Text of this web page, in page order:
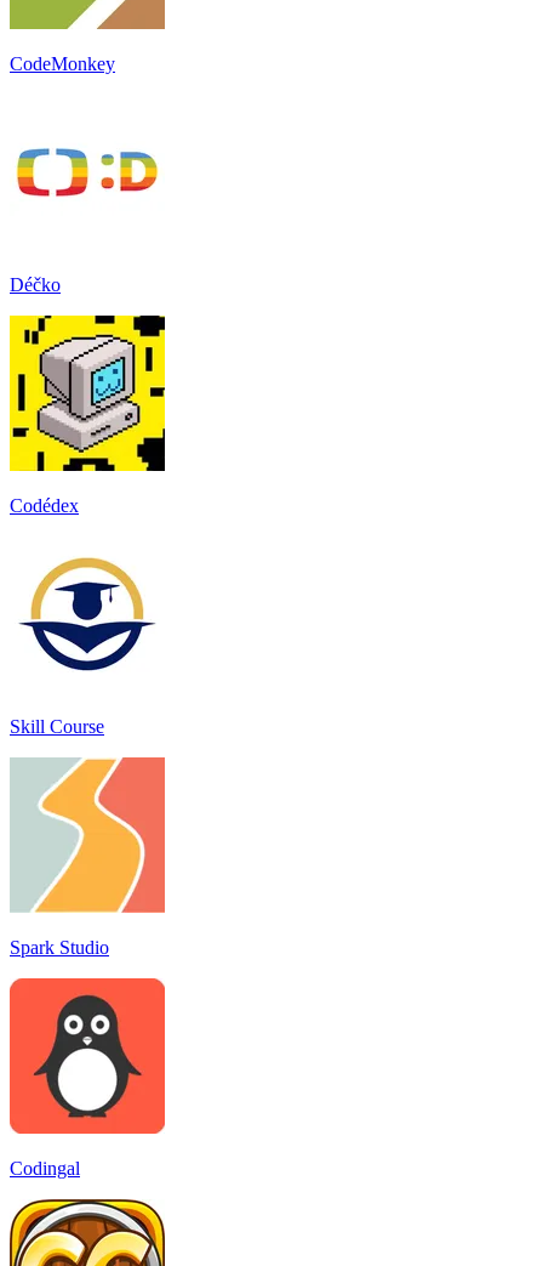
CodeMonkey
Déčko
Codédex
Skill Course
Spark Studio
Codingal